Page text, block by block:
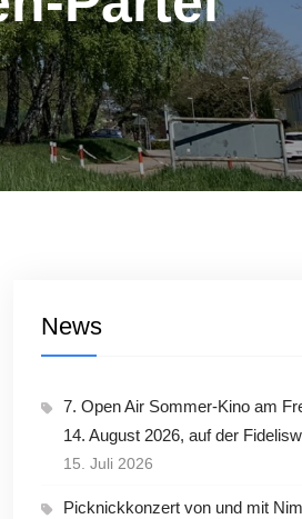
News
7. Open Air Sommer-Kino am
14. August 2026, auf der
15. Juli 2026
Picknickkonzert von und mit